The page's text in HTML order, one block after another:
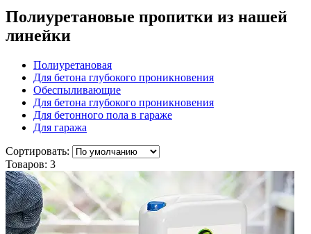
Полиуретановые пропитки из нашей
линейки
Полиуретановая
Для бетона глубокого проникновения
Обеспыливающие
Для бетона глубокого проникновения
Для бетонного пола в гараже
Для гаража
Сортировать:
Товаров: 3